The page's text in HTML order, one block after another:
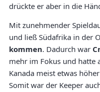
drückte er aber in die
Mit zunehmender
und ließ Südafrika in der
kommen. Dadurch war
mehr im Fokus und hatte
Kanada meist etwas
Somit war der Keeper